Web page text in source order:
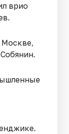
врио
Москве,